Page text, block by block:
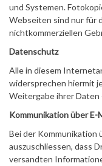
und Systemen.
Webseiten sind nur für
nichtkommerziellen
Datenschutz
Alle in diesem
widersprechen hiermit
Weitergabe ihrer Daten
Kommunikation über E-
Bei der Kommunikation
auszuschliessen, dass
versandten